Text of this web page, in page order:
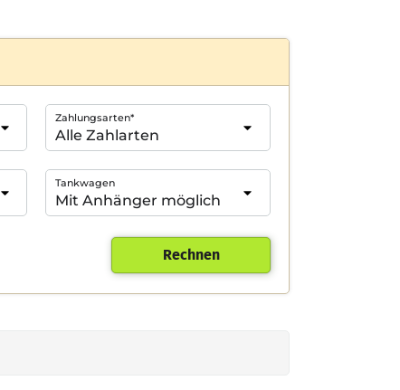
Zahlungsarten*
Tankwagen
Rechnen